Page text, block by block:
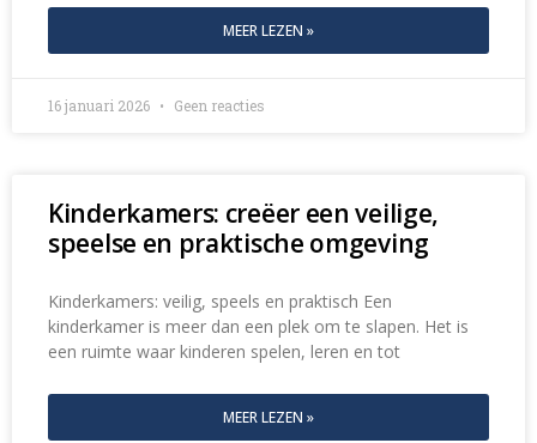
MEER LEZEN »
16 januari 2026 Geen reacties
Kinderkamers: creëer een veilige,
speelse en praktische omgeving
Kinderkamers: veilig, speels en praktisch Een
kinderkamer is meer dan een plek om te slapen. Het is
een ruimte waar kinderen spelen, leren en tot
MEER LEZEN »